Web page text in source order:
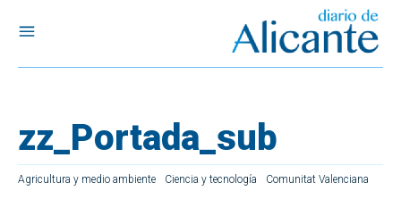
zz_Portada_sub
Agricultura y medio ambiente Ciencia y tecnología Comunitat Valenciana